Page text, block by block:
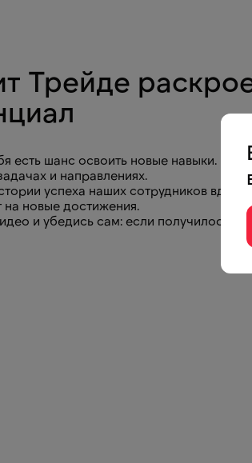
Трейде
есть шанс освоить новые навыки.
и направлениях.
успеха наших сотрудников
на новые достижения.
и убедись сам: если получилось у